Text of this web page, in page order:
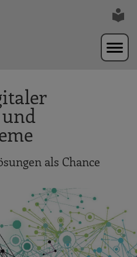
als Chance